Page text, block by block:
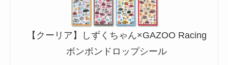
【クーリア】しずくちゃん×GAZOO Racing
ボンボンドロップシール